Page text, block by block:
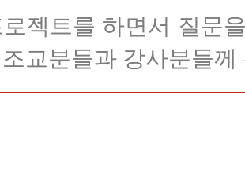
로젝트를 하면서 질문
교분들과 강사분들께